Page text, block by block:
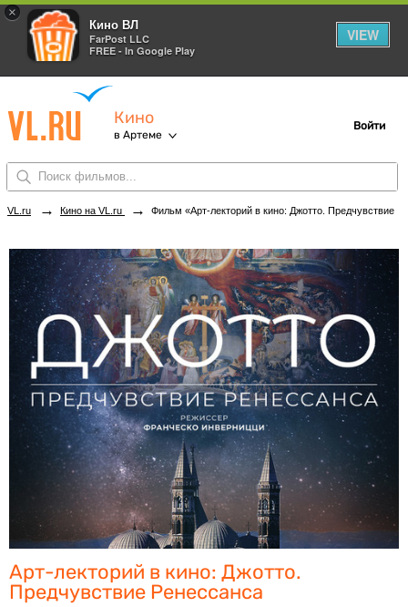
×
Кино ВЛ
FarPost LLC
FREE - In Google Play
VIEW
Кино
в Артеме
Войти
VL.ru → Кино на VL.ru → Фильм «Арт-лекторий в кино: Джотто. Предчувствие Ренессанса» в кинотеатрах Артема. Купить билеты!
Арт-лекторий в кино: Джотто.
Предчувствие Ренессанса